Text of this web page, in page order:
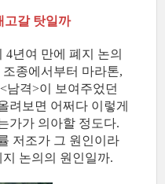
고갈 탓일까
년여 만에 폐지 논의
종에서부터 마라톤,
남격>이 보여주었던
려보면 어쩌다 이렇게
가가 의아할 정도다.
저조가 그 원인이라
논의의 원인일까.